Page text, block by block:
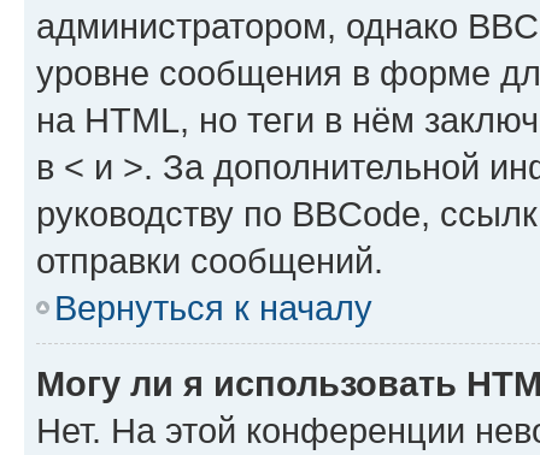
администратором, однако
уровне сообщения в форме
на HTML, но теги в нём
в < и >. За дополнительной
руководству по BBCode,
отправки сообщений.
Вернуться к началу
Могу ли я использовать
Нет. На этой конференции